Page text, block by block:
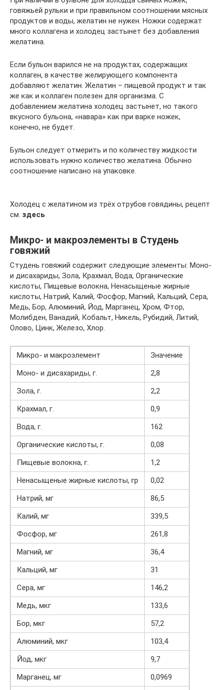
говяжьей рульки и при правильном соотношении мясных
продуктов и воды, желатин не нужен. Ножки содержат
много коллагена и холодец застынет без добавления
желатина.
Если бульон варился не на продуктах, содержащих
коллаген, в качестве желирующего компонента
добавляют желатин. Желатин – пищевой продукт и так
же как и коллаген полезен для организма. С
добавлением желатина холодец застынет, но такого
вкусного бульона, «навара» как при варке ножек,
конечно, не будет.
Бульон следует отмерить и по количеству жидкости
использовать нужно количество желатина. Обычно
соотношение написано на упаковке.
Холодец с желатином из трёх отрубов говядины, рецепт
см. здесь
Микро- и макроэлементы в Студень
говяжий
Студень говяжий содержит следующие элементы: Моно-
и дисахариды, Зола, Крахмал, Вода, Органические
кислоты, Пищевые волокна, Ненасыщеные жирные
кислоты, Натрий, Калий, Фосфор, Магний, Кальций, Сера,
Медь, Бор, Алюминий, Йод, Марганец, Хром, Фтор,
Молибден, Ванадий, Кобальт, Никель, Рубидий, Литий,
Олово, Цинк, Железо, Хлор.
Микро- и макроэлемент
Значение
Моно- и дисахариды, г.
2,8
Зола, г.
2,2
Крахмал, г.
0,9
Вода, г.
162
Органические кислоты, г.
0,08
Пищевые волокна, г.
1,2
Ненасыщеные жирные кислоты, гр
0,02
Натрий, мг
86,5
Калий, мг
339,5
Фосфор, мг
261,8
Магний, мг
36,4
Кальций, мг
31
Сера, мг
146,2
Медь, мкг
133,6
Бор, мкг
57,2
Алюминий, мкг
103,4
Йод, мкг
9,7
Марганец, мг
0,0969